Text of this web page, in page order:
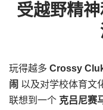
受越野精
玩得越多 Crossy
闹 以及对学校体育文
联想到一个 克吕尼赛